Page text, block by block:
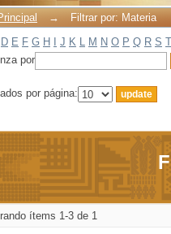
→
Filtrar por: Materia
D E F G H J K L M N O P Q R S T
por
por página:
ítems 1-3 de 1